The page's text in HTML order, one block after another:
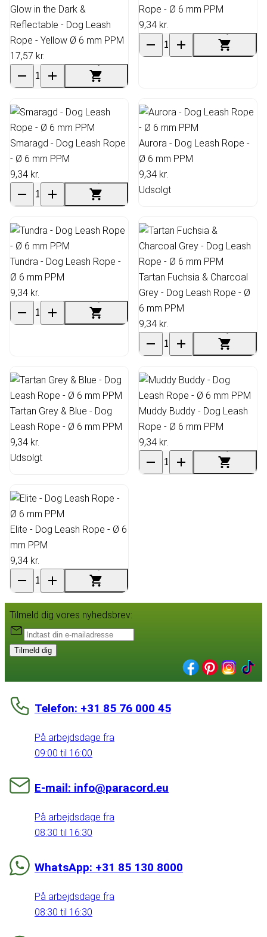
Glow in the Dark &
Reflectable - Dog Leash
Rope - Yellow Ø 6 mm PPM
17,57 kr.
Rope - Ø 6 mm PPM
9,34 kr.
Smaragd - Dog Leash Rope
- Ø 6 mm PPM
9,34 kr.
Aurora - Dog Leash Rope -
Ø 6 mm PPM
9,34 kr.
Udsolgt
Tundra - Dog Leash Rope -
Ø 6 mm PPM
9,34 kr.
Tartan Fuchsia & Charcoal
Grey - Dog Leash Rope - Ø
6 mm PPM
9,34 kr.
Tartan Grey & Blue - Dog
Leash Rope - Ø 6 mm PPM
9,34 kr.
Udsolgt
Muddy Buddy - Dog Leash
Rope - Ø 6 mm PPM
9,34 kr.
Elite - Dog Leash Rope - Ø 6
mm PPM
9,34 kr.
Tilmeld dig vores nyhedsbrev:
Tilmeld dig
Telefon: +31 85 76 000 45
På arbejdsdage fra
09:00 til 16:00
E-mail: info@paracord.eu
På arbejdsdage fra
08:30 til 16:30
WhatsApp: +31 85 130 8000
På arbejdsdage fra
08:30 til 16:30